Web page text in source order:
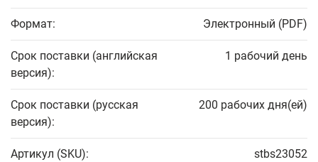
Формат: Электронный (PDF)
Срок поставки (английская
версия):
1 рабочий день
Срок поставки (русская
версия):
200 рабочих дня(ей)
Артикул (SKU): stbs23052